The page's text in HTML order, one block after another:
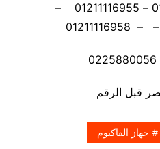
موبايل: 01211116954 – 01211116955 –
جهاز الفاكيوم